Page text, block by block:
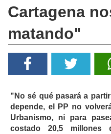
Cartagena
matando"
"No sé qué pasará a
depende, el PP no
Urbanismo, ni para
costado 20,5